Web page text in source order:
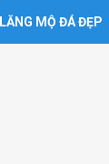
MỘ ĐÁ ĐẸP